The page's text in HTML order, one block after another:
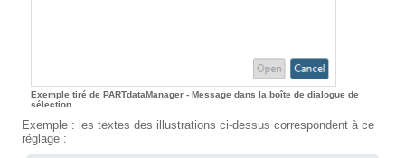
Exemple tiré de PARTdataManager - Message dans la boîte de dialogue de
sélection
Exemple : les textes des illustrations ci-dessus correspondent à ce
réglage :